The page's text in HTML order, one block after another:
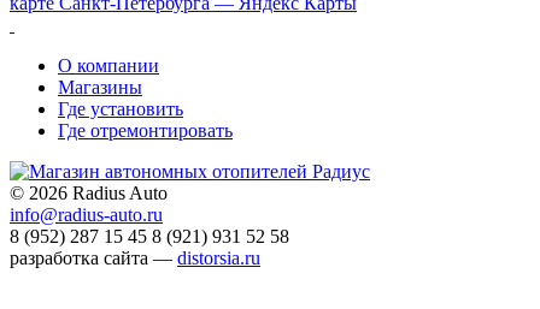
О компании
Магазины
Где установить
Где отремонтировать
© 2026 Radius Auto
info@radius-auto.ru
8 (952) 287 15 45 8 (921) 931 52 58
разработка сайта — distorsia.ru